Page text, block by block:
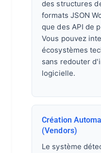
des structures
formats JSON
que des API de
Vous pouvez
écosystèmes
sans redouter
logicielle.
Création
(Vendors)
Le système